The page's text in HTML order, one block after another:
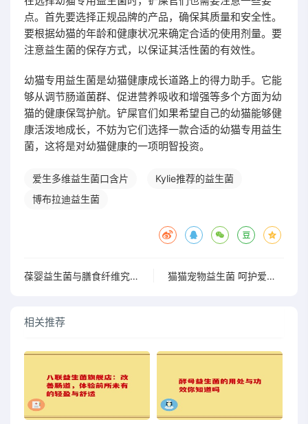
点。首先要选择正规品牌的产品，确保其质量和安全性。
要根据幼猫的年龄和健康状况来确定合适的使用剂量。要
注意益生菌的保存方式，以保证其活性菌的有效性。
幼猫专用益生菌是幼猫健康成长道路上的得力助手。它能
够从调节肠道菌群、促进营养吸收和增强等多个方面为幼
猫的健康保驾护航。铲屎官们如果希望自己的幼猫能够健
康活泼地成长，不妨为它们选择一款合适的幼猫专用益生
菌，这将是对幼猫健康的一项明智投资。
爱生多维益生菌口含片
Kylie推荐的益生菌
博布拉迪益生菌
葆婴益生菌与膳食纤维究竟有何不同？看完让你大开眼界 猫猫宠物益生菌 呵护爱猫肠胃健康的必备之选
相关推荐